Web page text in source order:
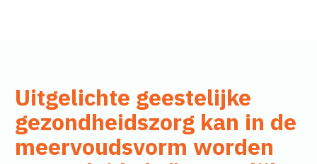
Uitgelichte geestelijke
gezondheidszorg kan in de
meervoudsvorm worden